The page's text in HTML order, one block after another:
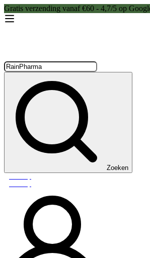
Gratis verzending vanaf €60 - 4,7/5 op
Zoeken:
Zoeken